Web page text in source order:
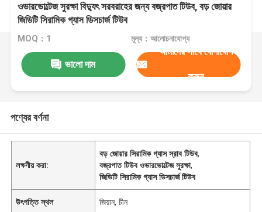
ওভারভোল্টেজ সুরক্ষা বিদ্যুৎ সরবরাহের জন্য বজ্রপাত টিউব, বড় জোয়ার
জিডিটি সিরামিক গ্যাস ডিসচার্জ টিউব
MOQ：1 মূল্য：আলোচনাযোগ্য
ভালো দাম
আমাদের সাথে যোগাযোগ
করুন
পণ্যের বর্ণনা
লক্ষণীয় করা:
বড় জোয়ার সিরামিক গ্যাস স্রাব টিউব,
বজ্রপাত টিউব ওভারভোল্টেজ সুরক্ষা,
জিডিটি সিরামিক গ্যাস ডিসচার্জ টিউব
উৎপত্তি স্থল জিয়ান, চীন